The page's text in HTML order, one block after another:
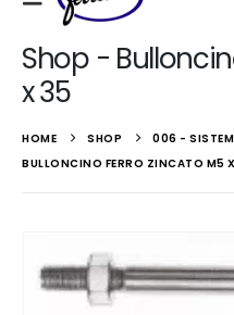
Shop -
x 35
HOME SHOP 006 -
BULLONCINO FERRO ZINCATO M5